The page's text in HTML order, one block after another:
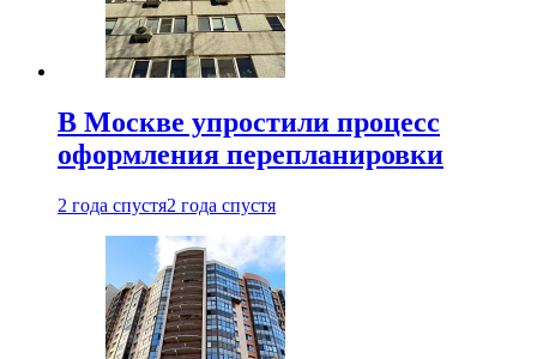
В Москве упростили процесс
оформления перепланировки
2 года спустя2 года спустя